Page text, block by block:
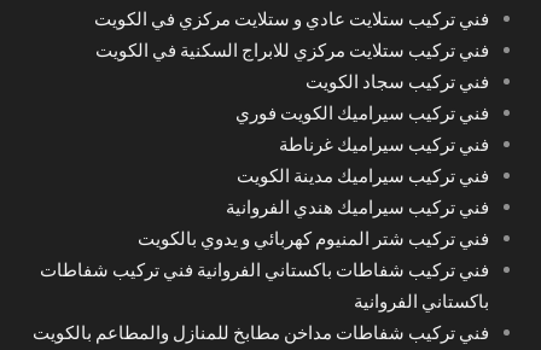
فني تركيب ستلايت عادي و ستلايت مركزي في الكويت
فني تركيب ستلايت مركزي للابراج السكنية في الكويت
فني تركيب سجاد الكويت
فني تركيب سيراميك الكويت فوري
فني تركيب سيراميك غرناطة
فني تركيب سيراميك مدينة الكويت
فني تركيب سيراميك هندي الفروانية
فني تركيب شتر المنيوم كهربائي و يدوي بالكويت
فني تركيب شفاطات باكستاني الفروانية فني تركيب شفاطات
باكستاني الفروانية
فني تركيب شفاطات مداخن مطابخ للمنازل والمطاعم بالكويت